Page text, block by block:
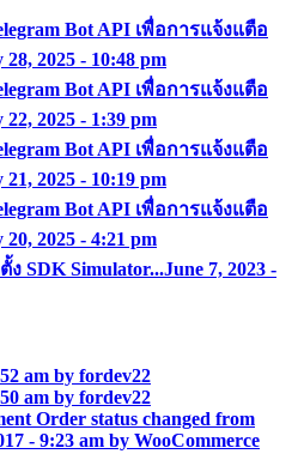
Bot API เพื่อการแจ้งแตือ
2025 - 10:48 pm
Bot API เพื่อการแจ้งแตือ
2025 - 1:39 pm
Bot API เพื่อการแจ้งแตือ
2025 - 10:19 pm
Bot API เพื่อการแจ้งแตือ
2025 - 4:21 pm
SDK Simulator...June 7, 2023 -
am by fordev22
am by fordev22
Order status changed from
- 9:23 am by WooCommerce